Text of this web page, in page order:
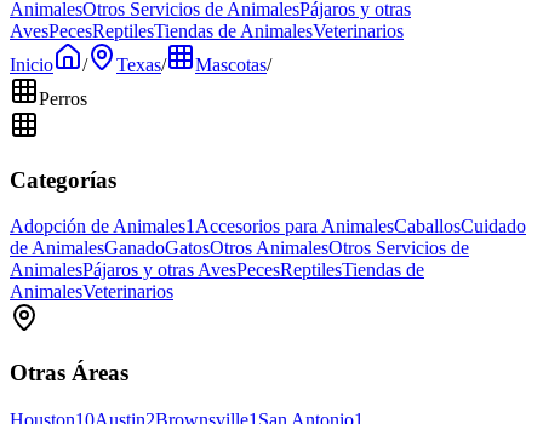
AnimalesOtros Servicios de AnimalesPájaros y otras
AvesPecesReptilesTiendas de AnimalesVeterinarios
Inicio
/ Texas/ Mascotas/
Perros
Categorías
Adopción de Animales1Accesorios para AnimalesCaballosCuidado
de AnimalesGanadoGatosOtros AnimalesOtros Servicios de
AnimalesPájaros y otras AvesPecesReptilesTiendas de
AnimalesVeterinarios
Otras Áreas
Houston10Austin2Brownsville1 San Antonio1